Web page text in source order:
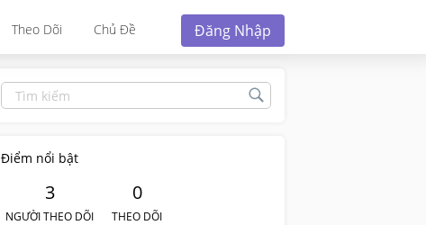
Theo Dõi Chủ Đề Đăng Nhập
Điểm nổi bật
3
NGƯỜI THEO DÕI
0
THEO DÕI